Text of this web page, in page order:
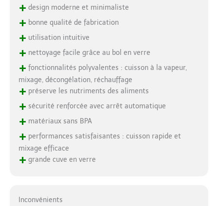
+ design moderne et minimaliste
+ bonne qualité de fabrication
+ utilisation intuitive
+ nettoyage facile grâce au bol en verre
+ fonctionnalités polyvalentes : cuisson à la vapeur,
mixage, décongélation, réchauffage
+ préserve les nutriments des aliments
+ sécurité renforcée avec arrêt automatique
+ matériaux sans BPA
+ performances satisfaisantes : cuisson rapide et
mixage efficace
+ grande cuve en verre
Inconvénients